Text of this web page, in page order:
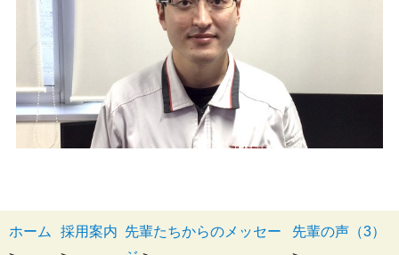
ホーム
採用案内 先輩たちからのメッセー
先輩の声（3）